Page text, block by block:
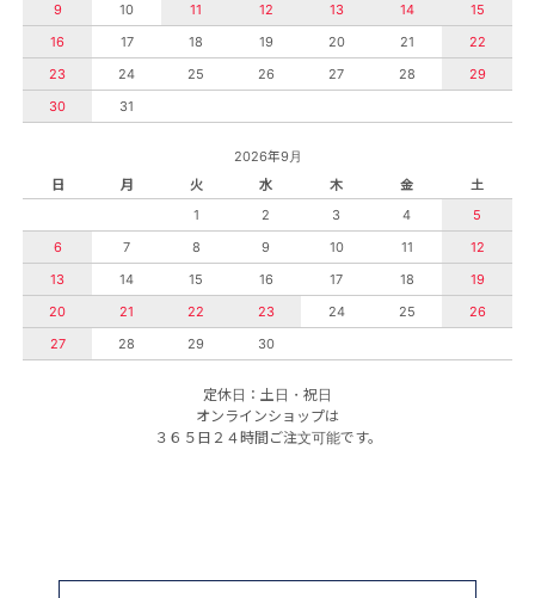
9
10 11 12 13 14
15
16
17 18 19 20 21
22
23
24 25 26 27 28
29
30
31
2026年9月
日
月 火 水 木 金
土
1
2 3 4
5
6
7 8 9 10 11
12
13
14 15 16 17 18
19
20
21 22 23 24 25
26
27
28 29 30
定休日：土日・祝日
オンラインショップは
３６５日２４時間ご注文可能です。